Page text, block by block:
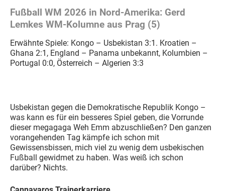
Fußball WM 2026 in Nord-Amerika: Gerd
Lemkes WM-Kolumne aus Prag (5)
Erwähnte Spiele: Kongo – Usbekistan 3:1. Kroatien –
Ghana 2:1, England – Panama unbekannt, Kolumbien –
Portugal 0:0, Österreich – Algerien 3:3
Usbekistan gegen die Demokratische Republik Kongo –
was kann es für ein besseres Spiel geben, die Vorrunde
dieser megagaga Weh Emm abzuschließen? Den ganzen
vorangehenden Tag kämpfe ich schon mit
Gewissensbissen, mich viel zu wenig dem usbekischen
Fußball gewidmet zu haben. Was weiß ich schon
darüber? Nichts.